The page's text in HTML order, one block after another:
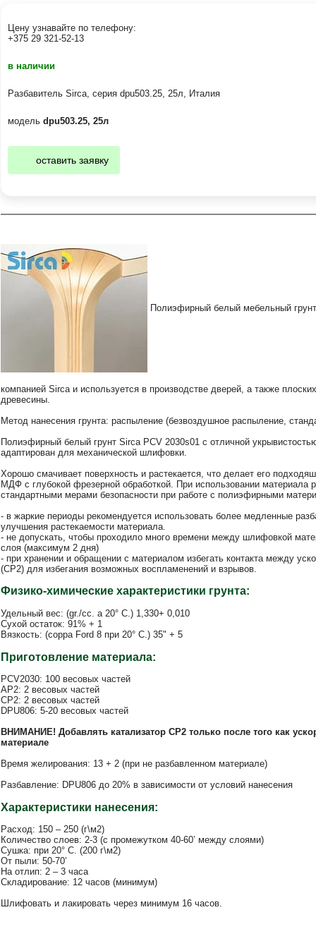
Цену узнавайте по телефону:
+375 29 321-52-13
в наличии
Разбавитель Sirca, серия dpu503.25, 25л, Италия
модель dpu503.25, 25л
оставить заявку
Полиэфирный белый мебельный
компанией Sirca и используется в производстве дверей, а также
древесины.
Метод нанесения грунта: распыление (безвоздушное распыление,
Полиэфирный белый грунт Sirca PCV 2030s01 с отличной
адаптирован для механической шлифовки.
Хорошо смачивает поверхность и растекается, что делает его
МДФ с глубокой фрезерной обработкой. При использовании материала
стандартными мерами безопасности при работе с полиэфирными
- в жаркие периоды рекомендуется использовать более медленные
улучшения растекаемости материала.
- не допускать, чтобы проходило много времени между шлифовкой
слоя (максимум 2 дня)
- при хранении и обращении с материалом избегать контакта между
(CP2) для избегания возможных воспламенений и взрывов.
Физико-химические характеристики грунта:
Удельный вес: (gr./cc. a 20° C.) 1,330+ 0,010
Сухой остаток: 91% + 1
Вязкость: (coppa Ford 8 при 20° C.) 35" + 5
Приготовление материала:
PCV2030: 100 весовых частей
AP2: 2 весовых частей
CP2: 2 весовых частей
DPU806: 5-20 весовых частей
ВНИМАНИЕ! Добавлять катализатор CP2 только после того как
материале
Время желирования: 13 + 2 (при не разбавленном материале)
Разбавление: DPU806 до 20% в зависимости от условий нанесения
Характеристики нанесения:
Расход: 150 – 250 (г\м2)
Количество слоев: 2-3 (с промежутком 40-60’ между слоями)
Сушка: при 20° C. (200 г\м2)
От пыли: 50-70’
На отлип: 2 – 3 часа
Складирование: 12 часов (минимум)
Шлифовать и лакировать через минимум 16 часов.